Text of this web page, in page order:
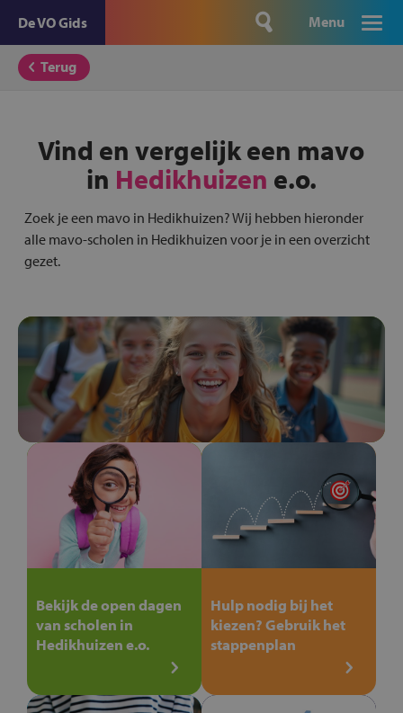
De VO Gids Menu
Terug
Vind en vergelijk een mavo
in Hedikhuizen e.o.
Zoek je een mavo in Hedikhuizen? Wij hebben hieronder
alle mavo-scholen in Hedikhuizen voor je in een overzicht
gezet.
Bekijk de open dagen
van scholen in
Hedikhuizen e.o.
Hulp nodig bij het
kiezen? Gebruik het
stappenplan